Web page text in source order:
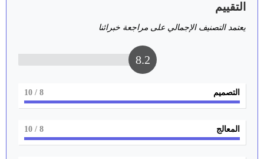
التقييم
يعتمد التصنيف الإجمالي على مراجعة خبرائنا
8.2
التصميم 8
/ 10
المعالج 8
/ 10